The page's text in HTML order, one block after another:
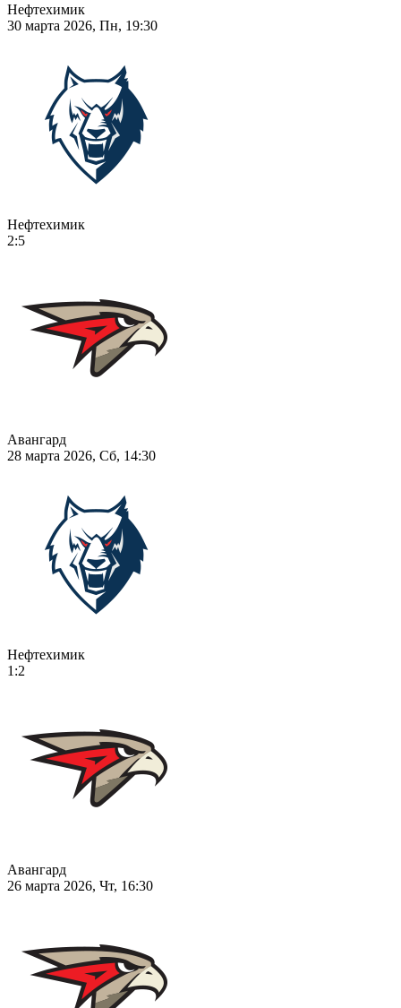
Нефтехимик
30 марта 2026, Пн, 19:30
Нефтехимик
2:5
Авангард
28 марта 2026, Сб, 14:30
Нефтехимик
1:2
Авангард
26 марта 2026, Чт, 16:30